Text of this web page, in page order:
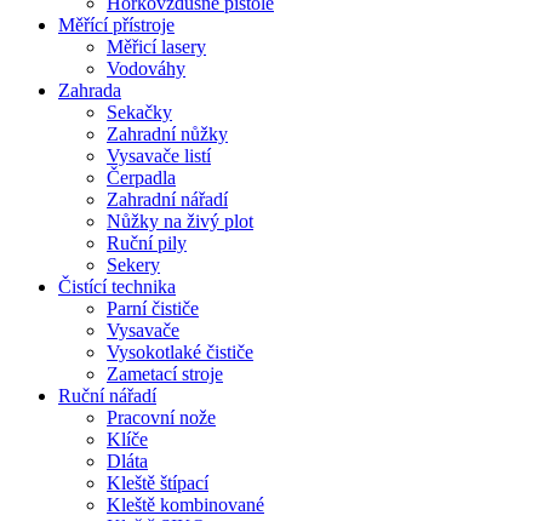
Měřící přístroje
Měřicí lasery
Vodováhy
Zahrada
Sekačky
Zahradní nůžky
Vysavače listí
Čerpadla
Zahradní nářadí
Nůžky na živý plot
Ruční pily
Sekery
Čistící technika
Parní čističe
Vysavače
Vysokotlaké čističe
Zametací stroje
Ruční nářadí
Pracovní nože
Klíče
Dláta
Kleště štípací
Kleště kombinované